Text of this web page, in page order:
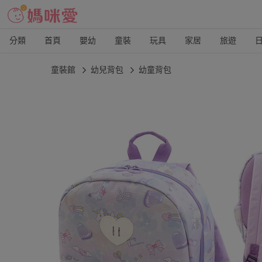
分類 首頁 嬰幼 童裝 玩具 家居 旅遊
童裝館 幼兒背包 幼童背包